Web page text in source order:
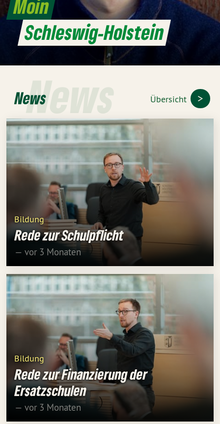
Moin
Schleswig-Holstein
News
News Übersicht
Bildung
Rede zur Schulpflicht
— vor 3 Monaten
Bildung
Rede zur Finanzierung der
Ersatzschulen
— vor 3 Monaten